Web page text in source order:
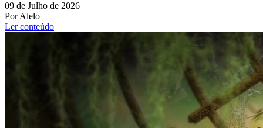
09 de Julho de 2026
Por Alelo
Ler conteúdo